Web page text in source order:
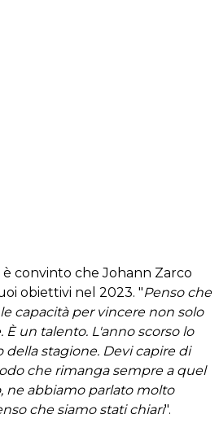
convinto che Johann Zarco
obiettivi nel 2023. "Penso che
capacità per vincere non solo
È un talento. L'anno scorso lo
della stagione. Devi capire di
che rimanga sempre a quel
ne abbiamo parlato molto
che siamo stati chiari".